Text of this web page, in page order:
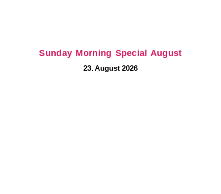
Sunday Morning Special August
23. August 2026